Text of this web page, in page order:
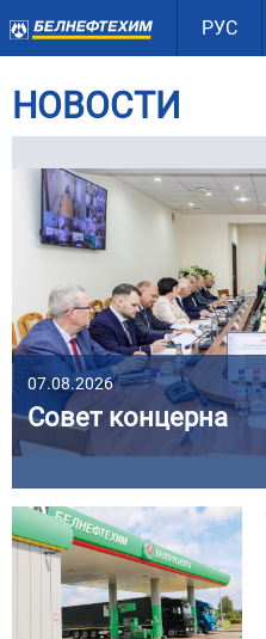
РУС
НОВОСТИ
07.08.2026
Совет концерна